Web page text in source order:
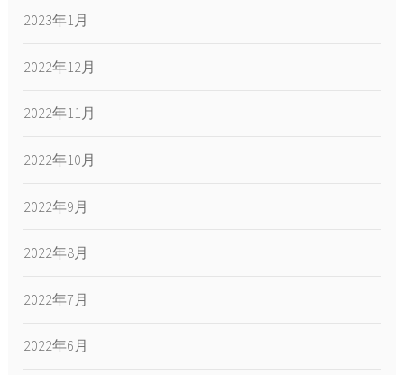
2023年1月
2022年12月
2022年11月
2022年10月
2022年9月
2022年8月
2022年7月
2022年6月